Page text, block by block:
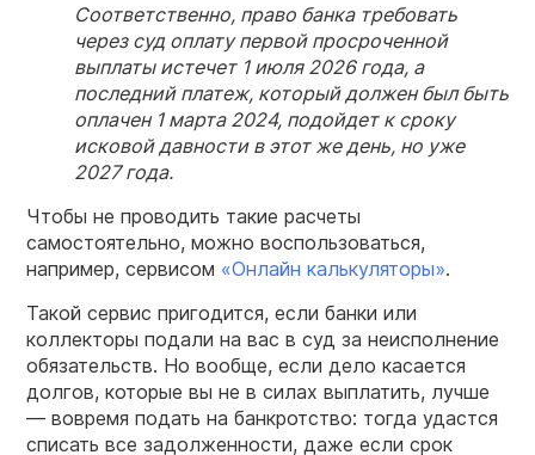
Соответственно, право банка требовать
через суд оплату первой просроченной
выплаты истечет 1 июля 2026 года, а
последний платеж, который должен был быть
оплачен 1 марта 2024, подойдет к сроку
исковой давности в этот же день, но уже
2027 года.
Чтобы не проводить такие расчеты
самостоятельно, можно воспользоваться,
например, сервисом «Онлайн калькуляторы».
Такой сервис пригодится, если банки или
коллекторы подали на вас в суд за неисполнение
обязательств. Но вообще, если дело касается
долгов, которые вы не в силах выплатить, лучше
— вовремя подать на банкротство: тогда удастся
списать все задолженности, даже если срок